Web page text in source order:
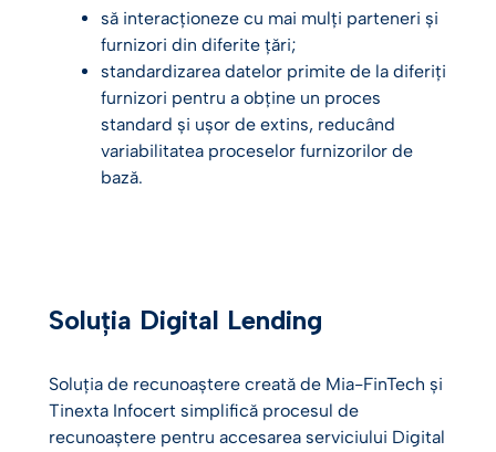
să interacționeze cu mai mulți parteneri și
furnizori din diferite țări;
standardizarea datelor primite de la diferiți
furnizori pentru a obține un proces
standard și ușor de extins, reducând
variabilitatea proceselor furnizorilor de
bază.
Soluția Digital Lending
Soluția de recunoaștere creată de Mia-FinTech și
Tinexta Infocert simplifică procesul de
recunoaștere pentru accesarea serviciului Digital